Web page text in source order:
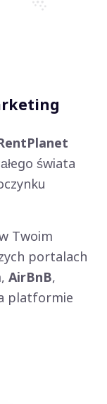
świata
Twoim
portalach
, AirBnB,
platformie